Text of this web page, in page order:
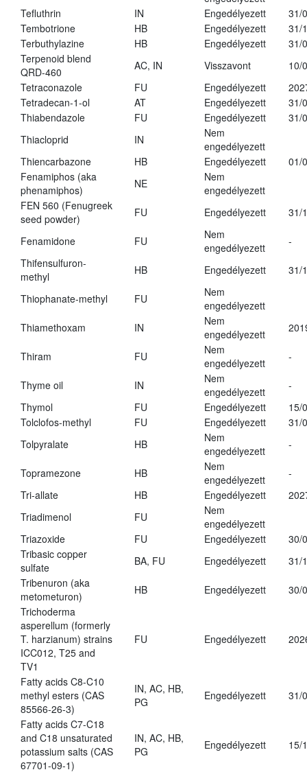
Tefluthrin
IN Engedélyezett
31/
Tembotrione
HB Engedélyezett
31/
Terbuthylazine
HB Engedélyezett
31/
Terpenoid blend
QRD-460
AC, IN Visszavont
10/
Tetraconazole
FU Engedélyezett
Tetradecan-1-ol
AT Engedélyezett
31/
Thiabendazole
FU Engedélyezett
31/
Thiacloprid
IN
Nem
engedélyezett
Thiencarbazone
HB Engedélyezett
01/
Fenamiphos (aka
phenamiphos)
NE
Nem
engedélyezett
FEN 560 (Fenugreek
seed powder)
FU Engedélyezett 31/
Fenamidone FU
Nem
engedélyezett
-
Thifensulfuron-
methyl
HB Engedélyezett 31/
Thiophanate-methyl FU
Nem
engedélyezett
Thiamethoxam
IN
Nem
engedélyezett
Thiram FU
Nem
engedélyezett
-
Thyme oil IN
Nem
engedélyezett
-
Thymol
FU Engedélyezett
15/
Tolclofos-methyl
FU Engedélyezett
31/
Tolpyralate
HB
Nem
engedélyezett
-
Topramezone HB
Nem
engedélyezett
-
Tri-allate
HB Engedélyezett
Triadimenol
FU
Nem
engedélyezett
Triazoxide
FU Engedélyezett
30/
Tribasic copper
sulfate
BA, FU Engedélyezett
31/
Tribenuron (aka
metometuron)
HB Engedélyezett
30/
Trichoderma
asperellum (formerly
T. harzianum) strains
ICC012, T25 and
TV1
FU Engedélyezett
Fatty acids C8-C10
methyl esters (CAS
85566-26-3)
IN, AC, HB,
PG
Engedélyezett 31/
Fatty acids C7-C18
and C18 unsaturated
potassium salts (CAS
67701-09-1)
IN, AC, HB,
PG
Engedélyezett 15/